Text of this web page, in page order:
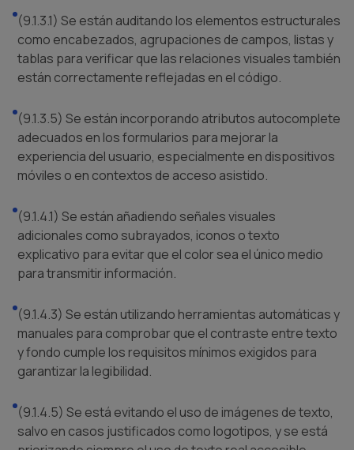
(9.1.3.1) Se están auditando los elementos estructurales
como encabezados, agrupaciones de campos, listas y
tablas para verificar que las relaciones visuales también
están correctamente reflejadas en el código.
(9.1.3.5) Se están incorporando atributos autocomplete
adecuados en los formularios para mejorar la
experiencia del usuario, especialmente en dispositivos
móviles o en contextos de acceso asistido.
(9.1.4.1) Se están añadiendo señales visuales
adicionales como subrayados, iconos o texto
explicativo para evitar que el color sea el único medio
para transmitir información.
(9.1.4.3) Se están utilizando herramientas automáticas y
manuales para comprobar que el contraste entre texto
y fondo cumple los requisitos mínimos exigidos para
garantizar la legibilidad.
(9.1.4.5) Se está evitando el uso de imágenes de texto,
salvo en casos justificados como logotipos, y se está